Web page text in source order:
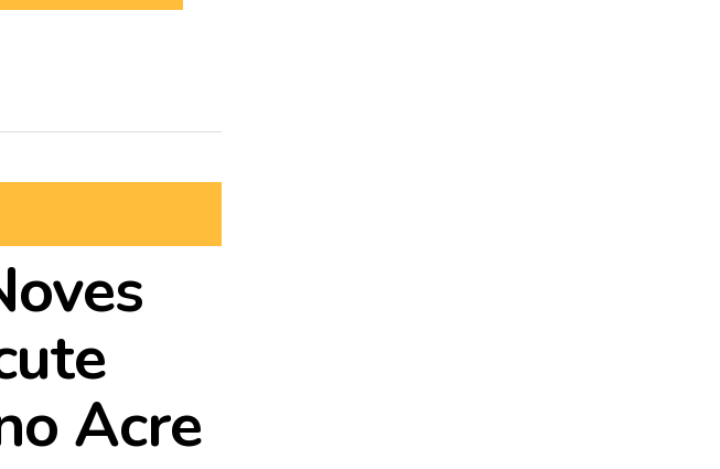
Acre